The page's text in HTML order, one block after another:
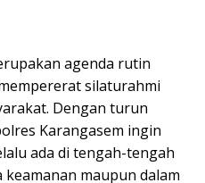
agenda rutin
silaturahmi
Dengan turun
Karangasem ingin
ada di tengah-tengah
maupun dalam